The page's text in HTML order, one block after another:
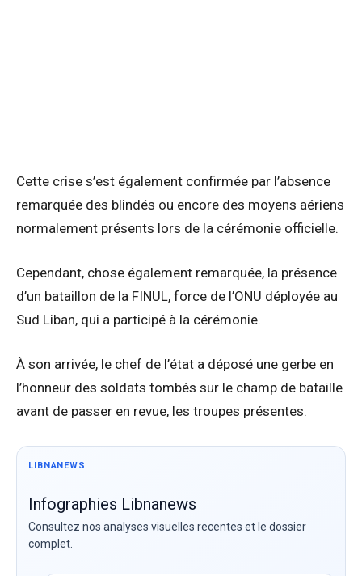
Cette crise s’est également confirmée par l’absence
remarquée des blindés ou encore des moyens aériens
normalement présents lors de la cérémonie officielle.
Cependant, chose également remarquée, la présence
d’un bataillon de la FINUL, force de l’ONU déployée au
Sud Liban, qui a participé à la cérémonie.
À son arrivée, le chef de l’état a déposé une gerbe en
l’honneur des soldats tombés sur le champ de bataille
avant de passer en revue, les troupes présentes.
LIBNANEWS
Infographies Libnanews
Consultez nos analyses visuelles recentes et le dossier
complet.